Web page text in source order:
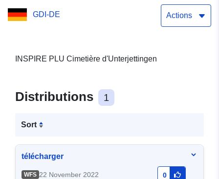
GDI-DE Actions
INSPIRE PLU Cimetière d'Unterjettingen
Distributions 1
Sort
télécharger
WFS 22 November 2022 0